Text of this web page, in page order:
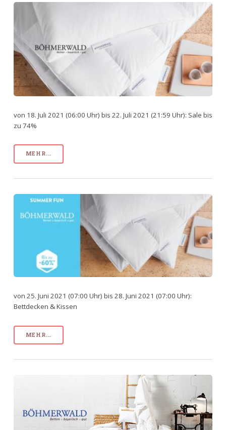
von 18. Juli 2021 (06:00 Uhr) bis 22. Juli 2021 (21:59 Uhr): Sale bis
zu 74%
MEHR...
von 25. Juni 2021 (07:00 Uhr) bis 28. Juni 2021 (07:00 Uhr):
Bettdecken & Kissen
MEHR...